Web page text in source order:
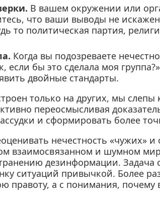
В вашем окружении или
что ваши выводы не
то политическая партия,
Когда вы подозреваете
если бы это сделала моя
двойные стандарты.
только на других, мы
переосмысливая
и сформировать более
нечестность «чужих» и
взаимосвязанном и шумном
дезинформации. Задача
ситуаций привычкой. Более
правоту, а с понимания, почему